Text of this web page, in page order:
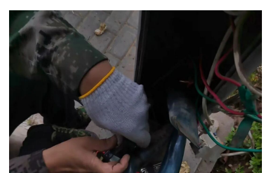
宣传思想文化人才
专题
资料库
+